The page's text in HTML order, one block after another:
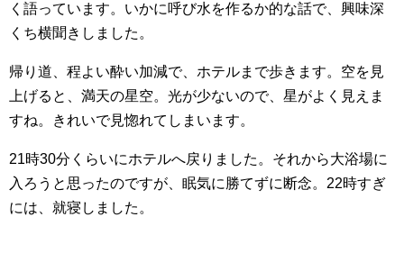
く語っています。いかに呼び水を作るか的な話で、興味深
くち横聞きしました。
帰り道、程よい酔い加減で、ホテルまで歩きます。空を見
上げると、満天の星空。光が少ないので、星がよく見えま
すね。きれいで見惚れてしまいます。
21時30分くらいにホテルへ戻りました。それから大浴場に
入ろうと思ったのですが、眠気に勝てずに断念。22時すぎ
には、就寝しました。